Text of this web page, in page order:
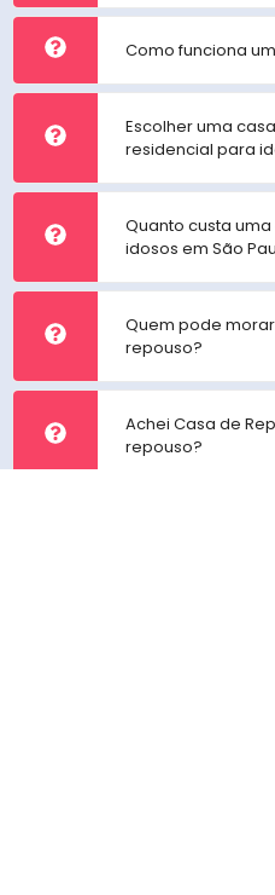
Como funciona
Escolher uma
residencial para
Quanto custa
idosos em São
Quem pode
repouso?
Achei Casa de
repouso?